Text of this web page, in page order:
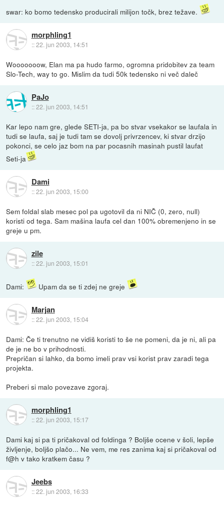
swar: ko bomo tedensko producirali milijon točk, brez težave.
morphling1
::22. jun 2003, 14:51
Wooooooow, Elan ma pa hudo farmo, ogromna pridobitev za team
Slo-Tech, way to go. Mislim da tudi 50k tedensko ni več daleč
PaJo
::22. jun 2003, 14:51
Kar lepo nam gre, glede SETI-ja, pa bo stvar vsekakor se laufala in
tudi se laufa, saj je tudi tam se dovolj privrzencev, ki stvar drzijo
pokonci, se celo jaz bom na par pocasnih masinah pustil laufat
Seti-ja
Dami
::22. jun 2003, 15:00
Sem foldal slab mesec pol pa ugotovil da ni NIČ (0, zero, null)
koristi od tega. Sam mašina laufa cel dan 100% obremenjeno in se
greje u pm.
zile
::22. jun 2003, 15:01
Dami: Upam da se ti zdej ne greje
Marjan
::22. jun 2003, 15:04
Dami: Če ti trenutno ne vidiš koristi to še ne pomeni, da je ni, ali pa
de je ne bo v prihodnosti.
Prepričan si lahko, da bomo imeli prav vsi korist prav zaradi tega
projekta.
Preberi si malo povezave zgoraj.
morphling1
::22. jun 2003, 15:17
Dami kaj si pa ti pričakoval od foldinga ? Boljše ocene v šoli, lepše
življenje, boljšo plačo... Ne vem, me res zanima kaj si pričakoval od
f@h v tako kratkem času ?
Jeebs
::22. jun 2003, 16:33